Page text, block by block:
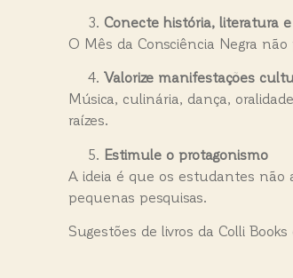
Conecte história, literatura
O Mês da Consciência Negra
Valorize manifestações
Música, culinária, dança,
raízes.
Estimule o protagonismo
A ideia é que os estudantes não
pequenas pesquisas.
Sugestões de livros da Colli Books